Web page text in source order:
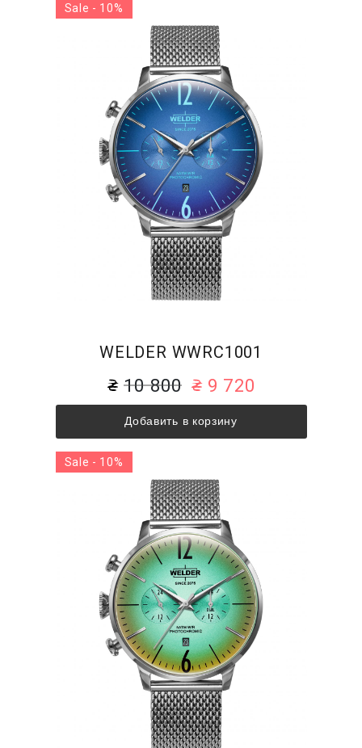
WELDER WWRC1001
10 800 9 720
Добавить в корзину
Sale - 10%
Sale - 10%